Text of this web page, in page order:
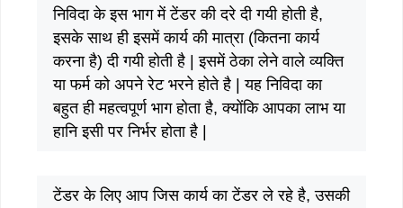
निविदा के इस भाग में टेंडर की दरे दी गयी होती है,
इसके साथ ही इसमें कार्य की मात्रा (कितना कार्य
करना है) दी गयी होती है | इसमें ठेका लेने वाले व्यक्ति
या फर्म को अपने रेट भरने होते है | यह निविदा का
बहुत ही महत्वपूर्ण भाग होता है, क्योंकि आपका लाभ या
हानि इसी पर निर्भर होता है |
टेंडर के लिए आप जिस कार्य का टेंडर ले रहे है, उसकी